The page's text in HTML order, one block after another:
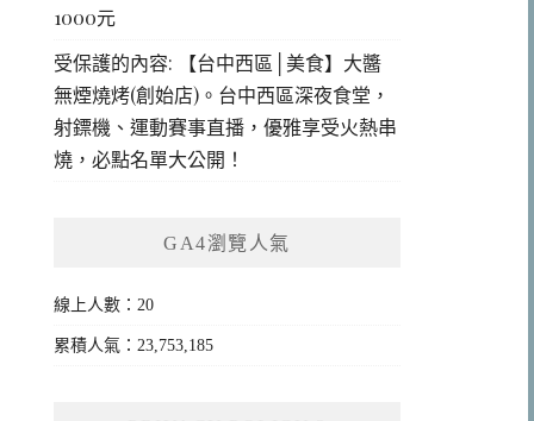
1000元
受保護的內容: 【台中西區│美食】大醬
無煙燒烤(創始店)。台中西區深夜食堂，
射鏢機、運動賽事直播，優雅享受火熱串
燒，必點名單大公開！
GA4瀏覽人氣
線上人數：20
累積人氣：23,753,185